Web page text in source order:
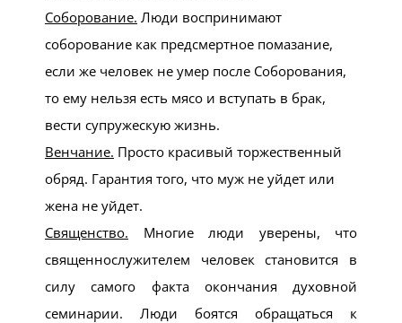
Соборование. Люди воспринимают
соборование как предсмертное помазание,
если же человек не умер после Соборования,
то ему нельзя есть мясо и вступать в брак,
вести супружескую жизнь.
Венчание. Просто красивый торжественный
обряд. Гарантия того, что муж не уйдет или
жена не уйдет.
Священство. Многие люди уверены, что
священнослужителем человек становится в
силу самого факта окончания духовной
семинарии. Люди боятся обращаться к